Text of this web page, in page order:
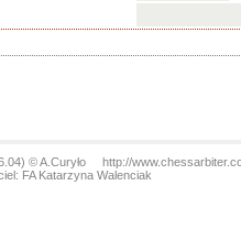
© A.Curyło http://
FA Katarzyna Walenciak